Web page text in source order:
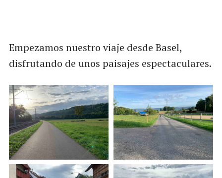
Empezamos nuestro viaje desde Basel,
disfrutando de unos paisajes espectaculares.